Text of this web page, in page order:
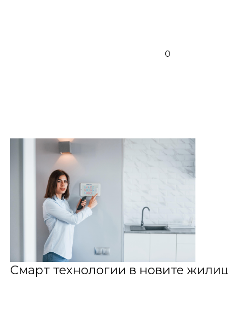
0
Смарт технологии в новите